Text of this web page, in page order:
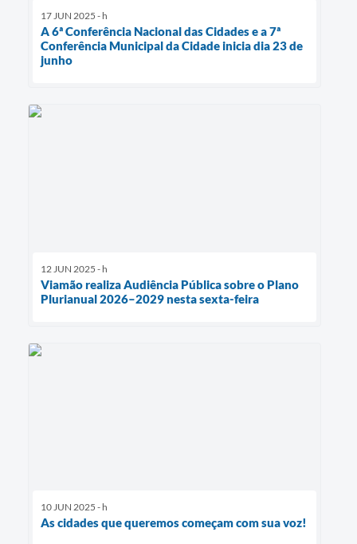
17 JUN 2025 - h
A 6ª Conferência Nacional das Cidades e a 7ª
Conferência Municipal da Cidade inicia dia 23 de
junho
12 JUN 2025 - h
Viamão realiza Audiência Pública sobre o Plano
Plurianual 2026–2029 nesta sexta-feira
10 JUN 2025 - h
As cidades que queremos começam com sua voz!